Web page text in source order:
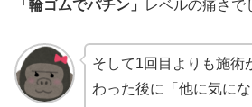
「輪ゴムでパチン」
レベルの痛さで
そして1回目よりも施術
わった後に「他に気に